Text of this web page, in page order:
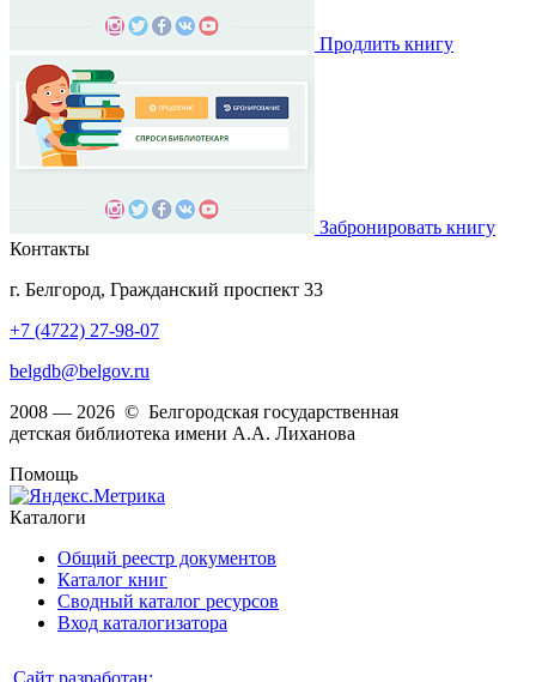
Продлить книгу
Забронировать книгу
Контакты
г. Белгород, Гражданский проспект 33
+7 (4722) 27-98-07
belgdb@belgov.ru
2008 — 2026 © Белгородская государственная
детская библиотека имени А.А. Лиханова
Помощь
Каталоги
Общий реестр документов
Каталог книг
Сводный каталог ресурсов
Вход каталогизатора